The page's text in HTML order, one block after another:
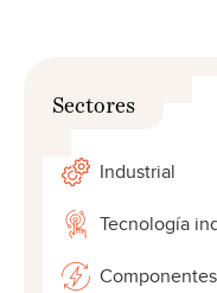
Sectores
Industrial
Tecnología